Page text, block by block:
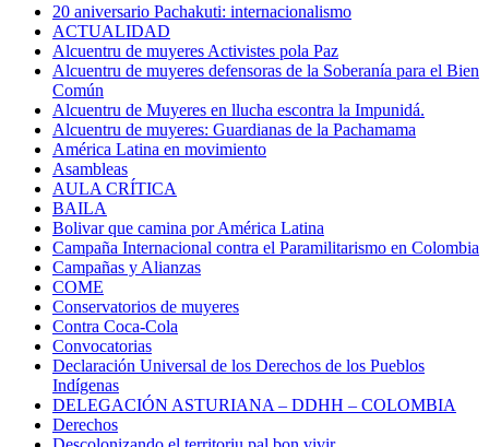
20 aniversario Pachakuti: internacionalismo
ACTUALIDAD
Alcuentru de muyeres Activistes pola Paz
Alcuentru de muyeres defensoras de la Soberanía para el Bien
Común
Alcuentru de Muyeres en llucha escontra la Impunidá.
Alcuentru de muyeres: Guardianas de la Pachamama
América Latina en movimiento
Asambleas
AULA CRÍTICA
BAILA
Bolivar que camina por América Latina
Campaña Internacional contra el Paramilitarismo en Colombia
Campañas y Alianzas
COME
Conservatorios de muyeres
Contra Coca-Cola
Convocatorias
Declaración Universal de los Derechos de los Pueblos
Indígenas
DELEGACIÓN ASTURIANA – DDHH – COLOMBIA
Derechos